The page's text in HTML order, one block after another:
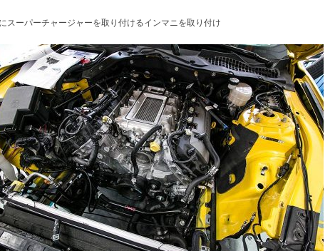
スーパーチャージャーを取り付けるインマニを取り付け